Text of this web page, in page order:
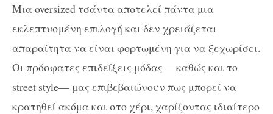
Μια oversized τσάντα αποτελεί πάντα μια
εκλεπτυσμένη επιλογή και δεν χρειάζεται
απαραίτητα να είναι φορτωμένη για να ξεχωρίσει.
Οι πρόσφατες επιδείξεις μόδας —καθώς και το
street style— μας επιβεβαιώνουν πως μπορεί να
κρατηθεί ακόμα και στο χέρι, χαρίζοντας ιδιαίτερο